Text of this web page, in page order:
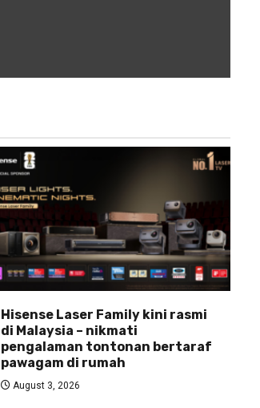
Hisense Laser Family kini rasmi
di Malaysia – nikmati
pengalaman tontonan bertaraf
pawagam di rumah
August 3, 2026